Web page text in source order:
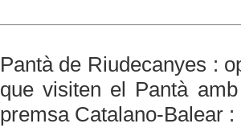
Pantà de Riudecanyes :
que visiten el Pantà
premsa Catalano-Balear :